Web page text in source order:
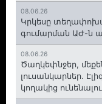
08.06.26
Կրկեսը
գումարման ԱԺ-ն
08.06.26
Ծաղկեփնջեր,
լուսանկարներ.
կողակից